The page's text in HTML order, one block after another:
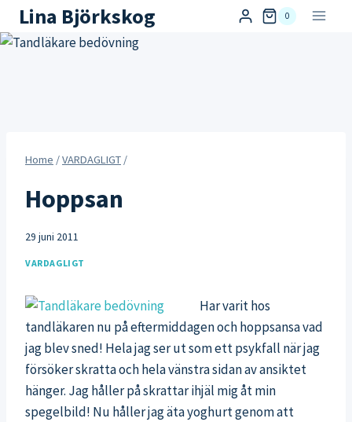
Skip
to
content
Lina Björkskog 0
Home /VARDAGLIGT /
Hoppsan
29 juni 2011
VARDAGLIGT
Har varit hos
tandläkaren nu på eftermiddagen och hoppsansa vad
jag blev sned! Hela jag ser ut som ett psykfall när jag
försöker skratta och hela vänstra sidan av ansiktet
hänger. Jag håller på skrattar ihjäl mig åt min
spegelbild! Nu håller jag äta yoghurt genom att